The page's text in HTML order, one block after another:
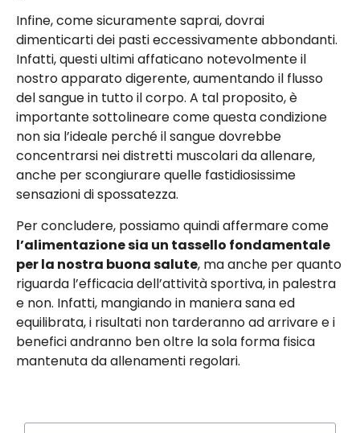
Infine, come sicuramente saprai, dovrai
dimenticarti dei pasti eccessivamente abbondanti.
Infatti, questi ultimi affaticano notevolmente il
nostro apparato digerente, aumentando il flusso
del sangue in tutto il corpo. A tal proposito, è
importante sottolineare come questa condizione
non sia l’ideale perché il sangue dovrebbe
concentrarsi nei distretti muscolari da allenare,
anche per scongiurare quelle fastidiosissime
sensazioni di spossatezza.
Per concludere, possiamo quindi affermare come
l’alimentazione sia un tassello fondamentale
per la nostra buona salute, ma anche per quanto
riguarda l’efficacia dell’attività sportiva, in palestra
e non. Infatti, mangiando in maniera sana ed
equilibrata, i risultati non tarderanno ad arrivare e i
benefici andranno ben oltre la sola forma fisica
mantenuta da allenamenti regolari.